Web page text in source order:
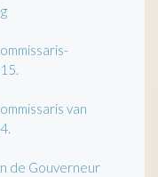
van
de Gouverneur